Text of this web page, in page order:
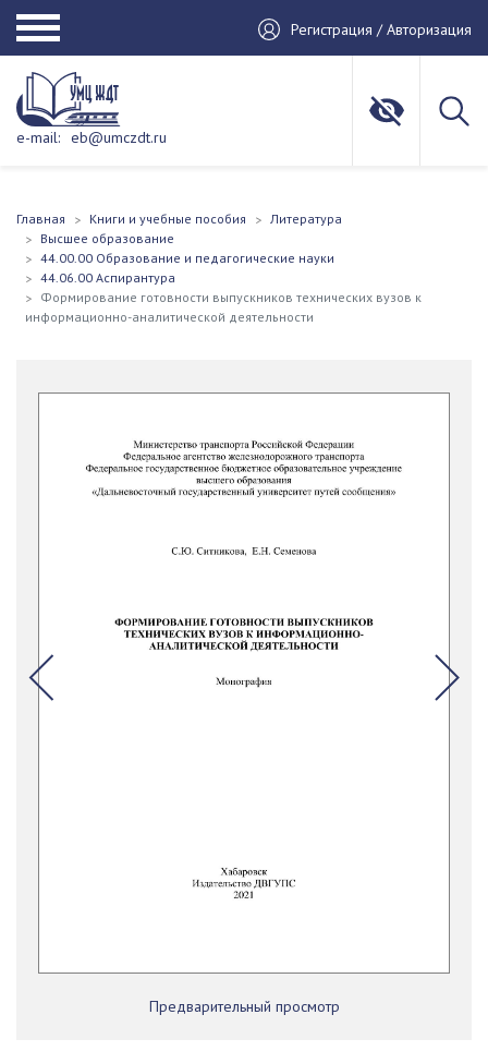
Регистрация / Авторизация
e-mail: eb@umczdt.ru
Главная Книги и учебные пособия
Литература
Высшее образование
44.00.00 Образование и педагогические науки
44.06.00 Аспирантура
Формирование готовности выпускников технических вузов к
информационно-аналитической деятельности
Предварительный просмотр